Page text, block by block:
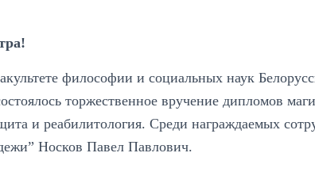
философии и социальных наук
торжественное вручение дипломов
и реабилитология. Среди награждаемых
Носков Павел Павлович.